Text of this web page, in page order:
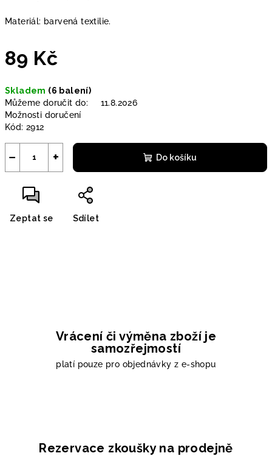
Materiál: barvená textilie.
89 Kč
cena:
Skladem (6 balení)
Můžeme doručit do:
11.8.2026
Možnosti doručení
Kód: 2912
+
− Do košíku
Zeptat se Sdílet
Vrácení či výměna zboží je
samozřejmostí
platí pouze pro objednávky z e-shopu
Rezervace zkoušky na prodejně